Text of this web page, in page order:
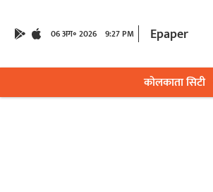
06 अग॰ 2026 9:27 PM Epaper
कोलकाता सिटी